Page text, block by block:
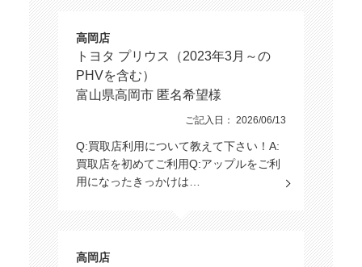
高岡店
トヨタ プリウス（2023年3月～の
PHVを含む）
富山県高岡市 匿名希望様
ご記入日： 2026/06/13
Q:買取店利用について教えて下さい！A:
買取店を初めてご利用Q:アップルをご利
用になったきっかけは…
高岡店